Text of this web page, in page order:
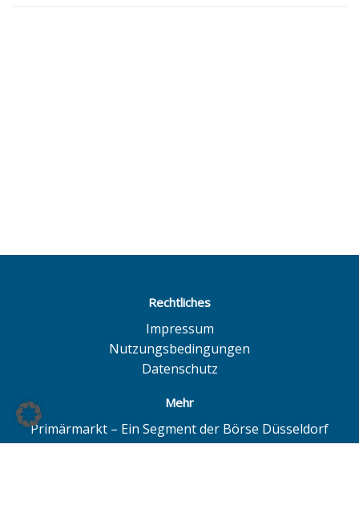
Rechtliches
Impressum
Nutzungsbedingungen
Datenschutz
Mehr
Primärmarkt – Ein Segment der Börse Düsseldorf
Quotrix – Ein System der Börse Düsseldorf